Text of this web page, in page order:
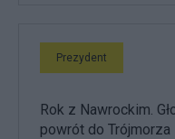
Prezydent
Rok z Nawrockim.
powrót do Trójmorza